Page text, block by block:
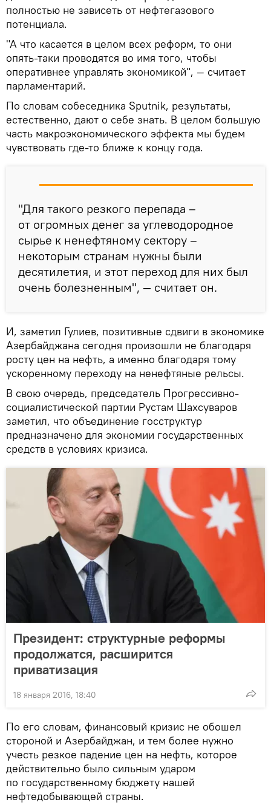
полностью не зависеть от нефтегазового
потенциала.
"А что касается в целом всех реформ, то они
опять-таки проводятся во имя того, чтобы
оперативнее управлять экономикой", — считает
парламентарий.
По словам собеседника Sputnik, результаты,
естественно, дают о себе знать. В целом большую
часть макроэкономического эффекта мы будем
чувствовать где-то ближе к концу года.
"Для такого резкого перепада –
от огромных денег за углеводородное
сырье к ненефтяному сектору –
некоторым странам нужны были
десятилетия, и этот переход для них был
очень болезненным", — считает он.
И, заметил Гулиев, позитивные сдвиги в экономике
Азербайджана сегодня произошли не благодаря
росту цен на нефть, а именно благодаря тому
ускоренному переходу на ненефтяные рельсы.
В свою очередь, председатель Прогрессивно-
социалистической партии Рустам Шахсуваров
заметил, что объединение госструктур
предназначено для экономии государственных
средств в условиях кризиса.
Президент: структурные реформы
продолжатся, расширится
приватизация
18 января 2016, 18:40
По его словам, финансовый кризис не обошел
стороной и Азербайджан, и тем более нужно
учесть резкое падение цен на нефть, которое
действительно было сильным ударом
по государственному бюджету нашей
нефтедобывающей страны.